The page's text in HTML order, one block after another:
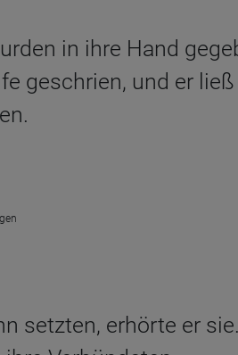
in ihre Hand
geschrien, und er
setzten, erhörte er